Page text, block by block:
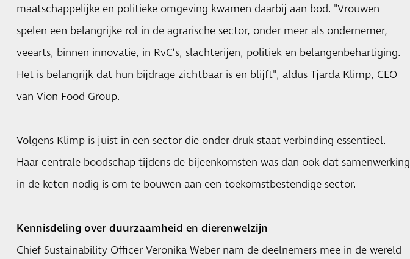
maatschappelijke en politieke omgeving kwamen daarbij aan bod. "Vrouwen
spelen een belangrijke rol in de agrarische sector, onder meer als ondernemer,
veearts, binnen innovatie, in RvC’s, slachterijen, politiek en belangenbehartiging.
Het is belangrijk dat hun bijdrage zichtbaar is en blijft", aldus Tjarda Klimp, CEO
vanVion Food Group.
Volgens Klimp is juist in een sector die onder druk staat verbinding essentieel.
Haar centrale boodschap tijdens de bijeenkomsten was dan ook dat samenwerking
in de keten nodig is om te bouwen aan een toekomstbestendige sector.
Kennisdeling over duurzaamheid en dierenwelzijn
Chief Sustainability Officer Veronika Weber nam de deelnemers mee in de wereld